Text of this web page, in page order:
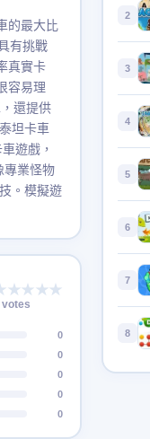
的最大比
有挑戰
真實卡
容易理
還提供
坦卡車
遊戲，
專業怪物
。模擬遊
votes
0
0
0
0
0
2
3
4
5
6
7
8